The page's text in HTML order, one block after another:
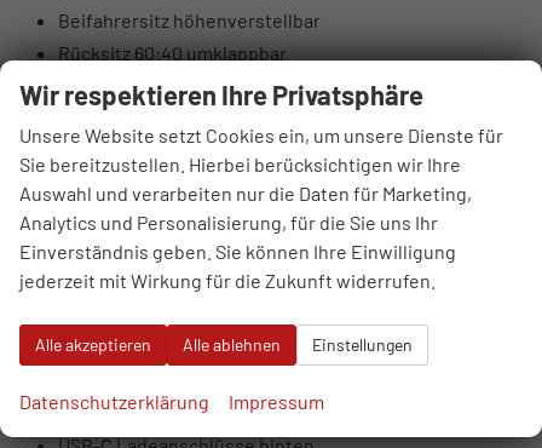
Beifahrersitz höhenverstellbar
Rücksitz 60:40 umklappbar
Elektrische Lendenwirbelstütze Fahrerseite
Oberschenkelauflage Fahrerseite
Luftausströmer hinten
Brillenfach
Automatisch abblendender Innenspiegel
10,25" digitales Kombiinstrument
DAB+ Digitalradio
Hochtöner vorne (insgesamt 6 Lautsprecher)
Laden)
Wir respektieren Ihre Privatsphäre
Unsere Website setzt Cookies ein, um unsere Dienste für
Sie bereitzustellen. Hierbei berücksichtigen wir Ihre
Auswahl und verarbeiten nur die Daten für Marketing,
Analytics und Personalisierung, für die Sie uns Ihr
Einverständnis geben. Sie können Ihre Einwilligung
jederzeit mit Wirkung für die Zukunft widerrufen.
Alle akzeptieren Alle ablehnen Einstellungen
Datenschutzerklärung Impressum